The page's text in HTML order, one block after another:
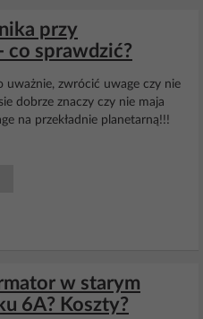
przy
co sprawdzić?
uważnie, zwrócić uwage czy nie
dobrze znaczy czy nie maja
na przekładnie planetarną!!!
w starym
6A? Koszty?